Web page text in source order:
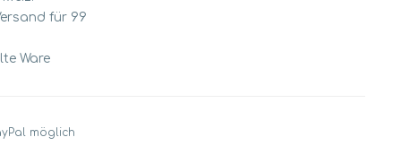
für 99
Ware
möglich